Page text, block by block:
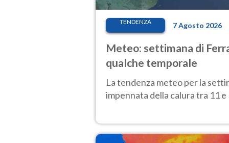
TENDENZA 7 Agosto 2026
Meteo: settimana di
qualche temporale
La tendenza meteo per la
impennata della calura tra 11